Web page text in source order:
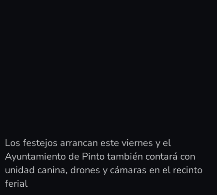
Los festejos arrancan este viernes y el
Ayuntamiento de Pinto también contará con
unidad canina, drones y cámaras en el recinto
ferial